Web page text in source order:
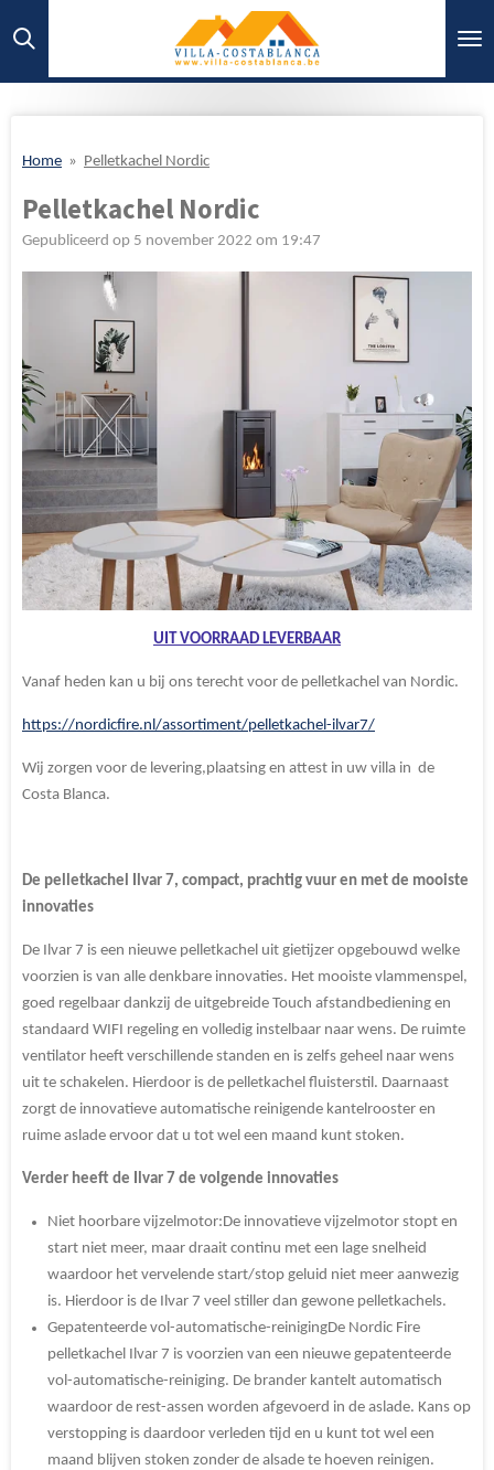
direct
Home » Pelletkachel Nordic
Pelletkachel Nordic
Gepubliceerd op 5 november 2022 om 19:47
UIT VOORRAAD LEVERBAAR
Vanaf heden kan u bij ons terecht voor de pelletkachel van Nordic.
https://nordicfire.nl/assortiment/pelletkachel-ilvar7/
Wij zorgen voor de levering,plaatsing en attest in uw villa in de
Costa Blanca.
De pelletkachel Ilvar 7, compact, prachtig vuur en met de mooiste
innovaties
De Ilvar 7 is een nieuwe pelletkachel uit gietijzer opgebouwd welke
voorzien is van alle denkbare innovaties. Het mooiste vlammenspel,
goed regelbaar dankzij de uitgebreide Touch afstandbediening en
standaard WIFI regeling en volledig instelbaar naar wens. De ruimte
ventilator heeft verschillende standen en is zelfs geheel naar wens
uit te schakelen. Hierdoor is de pelletkachel fluisterstil. Daarnaast
zorgt de innovatieve automatische reinigende kantelrooster en
ruime aslade ervoor dat u tot wel een maand kunt stoken.
Verder heeft de Ilvar 7 de volgende innovaties
Niet hoorbare vijzelmotor: De innovatieve vijzelmotor stopt en
start niet meer, maar draait continu met een lage snelheid
waardoor het vervelende start/stop geluid niet meer aanwezig
is. Hierdoor is de Ilvar 7 veel stiller dan gewone pelletkachels.
Gepatenteerde vol-automatische-reinigingDe Nordic Fire
pelletkachel Ilvar 7 is voorzien van een nieuwe gepatenteerde
vol-automatische-reiniging. De brander kantelt automatisch
waardoor de rest-assen worden afgevoerd in de aslade. Kans op
verstopping is daardoor verleden tijd en u kunt tot wel een
maand blijven stoken zonder de alsade te hoeven reinigen.